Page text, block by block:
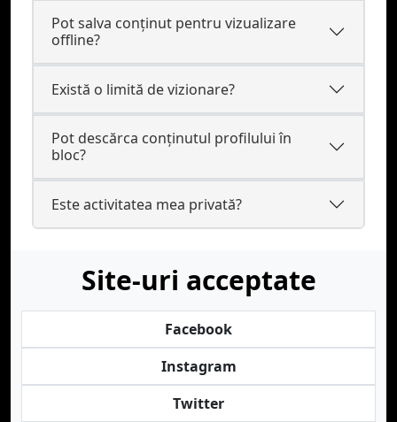
Pot salva conținut pentru vizualizare
offline?
Există o limită de vizionare?
Pot descărca conținutul profilului în
bloc?
Este activitatea mea privată?
Site-uri acceptate
Facebook
Instagram
Twitter